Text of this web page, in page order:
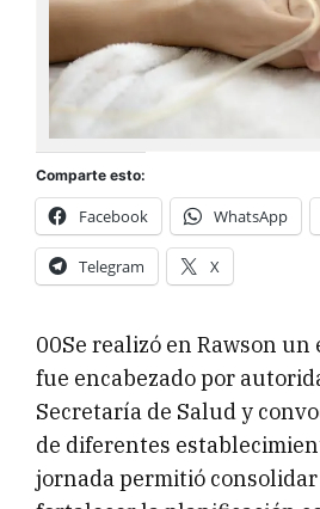
Comparte esto:
Facebook WhatsApp
Telegram X
00Se realizó en Rawson
fue encabezado por
Secretaría de Salud y
de diferentes
jornada permitió